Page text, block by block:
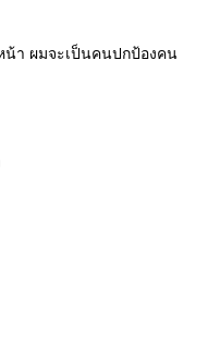
น้า ผมจะเป็นคนปกป้องคน